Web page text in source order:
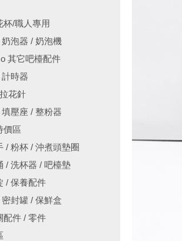
杯/職人專用
泡器 / 奶泡機
其它吧檯配件
時器
花針
壓座 / 整粉器
價區
/ 粉杯 / 沖煮頭墊圈
/ 洗杯器 / 吧檯墊
/ 保養配件
封罐 / 保鮮盒
配件 / 零件